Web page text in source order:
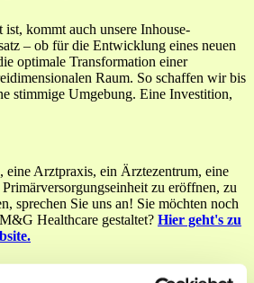
kommt auch unsere Inhouse-
– ob für die Entwicklung eines neuen
optimale Transformation einer
Raum. So schaffen wir bis
stimmige Umgebung. Eine Investition,
eine Arztpraxis, ein Ärztezentrum, eine
zu eröffnen, zu
sprechen Sie uns an! Sie möchten noch
Healthcare gestaltet? Hier geht's zu